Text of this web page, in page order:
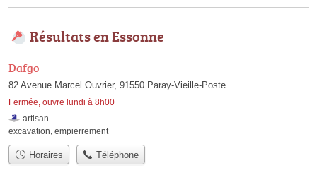
Résultats en Essonne
Dafgo
82 Avenue Marcel Ouvrier, 91550 Paray-Vieille-Poste
Fermée, ouvre lundi à 8h00
artisan
excavation empierrement
Horaires Téléphone